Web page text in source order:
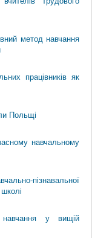
метод навчання
працівників як
Польщі
навчальному
пізнавальної
навчання у вищій